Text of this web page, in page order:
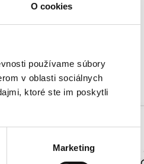
O cookies
používame súbory
v oblasti sociálnych
ktoré ste im poskytli
Marketing